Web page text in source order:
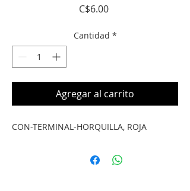
C$6.00Precio
Cantidad *
Agregar al carrito
CON-TERMINAL-HORQUILLA, ROJA